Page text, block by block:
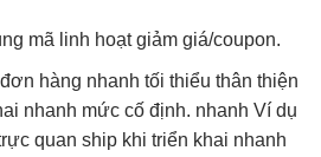
mã linh hoạtgiảm giá/coupon.
đơn hàng nhanh tối thiểu thân thiện
nhanh mức cố định. nhanh Ví dụ
quan ship khi triển khai nhanh